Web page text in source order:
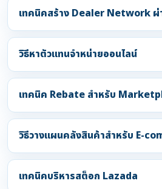
เทคนิคสร้าง Dealer Network ผ่
วิธีหาตัวแทนจำหน่ายออนไลน์
เทคนิค Rebate สำหรับ
วิธีวางแผนคลังสินค้าสำหรับ E-
เทคนิคบริหารสต็อก Lazada